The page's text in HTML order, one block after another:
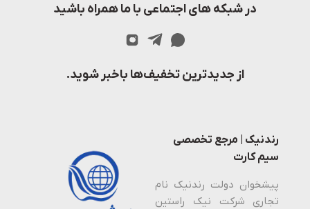
در شبکه های اجتماعی با ما همراه باشید
از جدیدترین تخفیف‌ها باخبر شوید.
رندنیک | مرجع تخصصی
سیم کارت
پیشخوان دولت رندنیک نام
تجاری شرکت نیک راستین